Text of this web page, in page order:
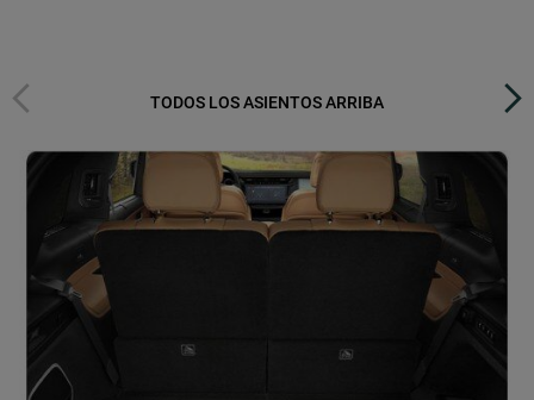
Previous
TODOS LOS ASIENTOS ARRIBA
Next